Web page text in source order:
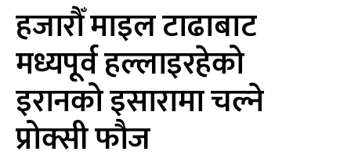
हजारौँ माइल टाढाबाट
मध्यपूर्व हल्लाइरहेको
इरानको इसारामा चल्ने
प्रोक्सी फौज